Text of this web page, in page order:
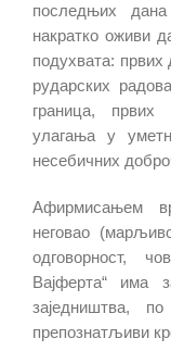
последњих
накратко оживи
подухвата:
рударских
граница, првих
улагања у
несебичних
Афирмисањем
неговао
одговорност,
Вајферта“ има
заједништва,
препознатљиви